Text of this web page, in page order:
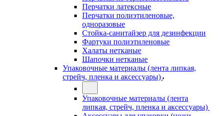
Перчатки латексные
Перчатки полиэтиленовые,
одноразовые
Стойка-санитайзер для дезинфекции
Фартуки полиэтиленовые
Халаты нетканые
Шапочки нетканые
Упаковочные материалы (лента липкая,
стрейч, пленка и аксессуары)
Упаковочные материалы (лента
липкая, стрейч, пленка и аксессуары)